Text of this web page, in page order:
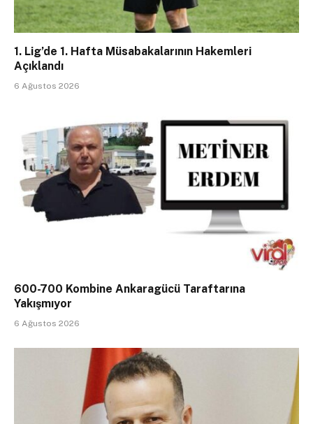
1. Lig’de 1. Hafta Müsabakalarının Hakemleri
Açıklandı
6 Ağustos 2026
600-700 Kombine Ankaragücü Taraftarına
Yakışmıyor
6 Ağustos 2026